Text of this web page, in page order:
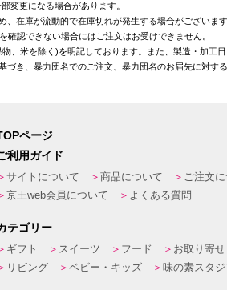
変更になる場合があります。
、在庫が流動的で在庫切れが発生する場合がございま
確認できない場合にはご注文はお受けできません。
、米を除く)を明記しております。また、製造・加工
き、暴力団名でのご注文、暴力団名のお届先に対す
ページ
利用ガイド
サイトについて 商品について ご注文
京王web会員について
よくある質問
テゴリー
ギフト スイーツ フード お取り寄
リビング
ベビー・キッズ 味の素スタ